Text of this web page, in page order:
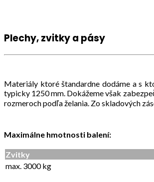
Plechy, zvitky a pásy
Materiály ktoré štandardne dodáme a s
typicky 1250 mm. Dokážeme však
rozmeroch podľa želania. Zo skladových
Maximálne hmotnosti balení:
Zvitky
max. 3000 kg